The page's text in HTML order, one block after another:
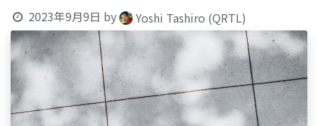
2023年9月9日 by Yoshi Tashiro (QRTL)